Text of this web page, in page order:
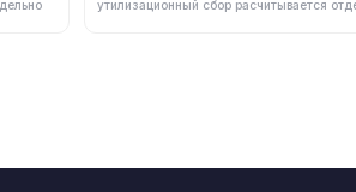
- Тип передней подвески
утилизационный сбор расчитывается